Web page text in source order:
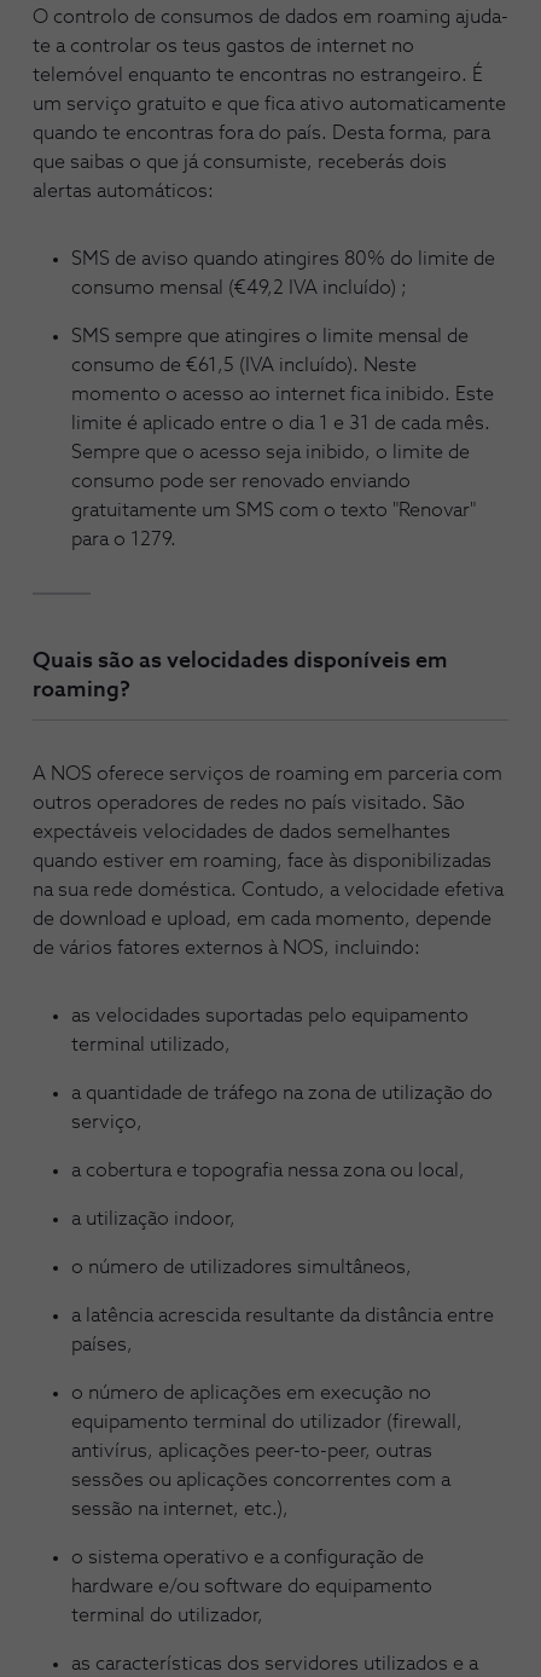
O controlo de consumos de dados em roaming ajuda-
te a controlar os teus gastos de internet no
telemóvel enquanto te encontras no estrangeiro. É
um serviço gratuito e que fica ativo automaticamente
quando te encontras fora do país. Desta forma, para
que saibas o que já consumiste, receberás dois
alertas automáticos:
SMS de aviso quando atingires 80% do limite de
consumo mensal (€49,2 IVA incluído) ;
SMS sempre que atingires o limite mensal de
consumo de €61,5 (IVA incluído). Neste
momento o acesso ao internet fica inibido. Este
limite é aplicado entre o dia 1 e 31 de cada mês.
Sempre que o acesso seja inibido, o limite de
consumo pode ser renovado enviando
gratuitamente um SMS com o texto "Renovar"
para o 1279.
Quais são as velocidades disponíveis em
roaming?
A NOS oferece serviços de roaming em parceria com
outros operadores de redes no país visitado. São
expectáveis velocidades de dados semelhantes
quando estiver em roaming, face às disponibilizadas
na sua rede doméstica. Contudo, a velocidade efetiva
de download e upload, em cada momento, depende
de vários fatores externos à NOS, incluindo:
as velocidades suportadas pelo equipamento
terminal utilizado,
a quantidade de tráfego na zona de utilização do
serviço,
a cobertura e topografia nessa zona ou local,
a utilização indoor,
o número de utilizadores simultâneos,
a latência acrescida resultante da distância entre
países,
o número de aplicações em execução no
equipamento terminal do utilizador (firewall,
antivírus, aplicações peer-to-peer, outras
sessões ou aplicações concorrentes com a
sessão na internet, etc.),
o sistema operativo e a configuração de
hardware e/ou software do equipamento
terminal do utilizador,
as características dos servidores utilizados e a